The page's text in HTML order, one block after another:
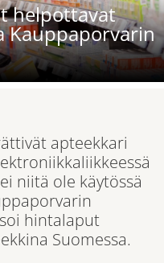
helpottavat
Kauppaporvarin
apteekkari
niitä ole käytössä
hintalaput
Suomessa.